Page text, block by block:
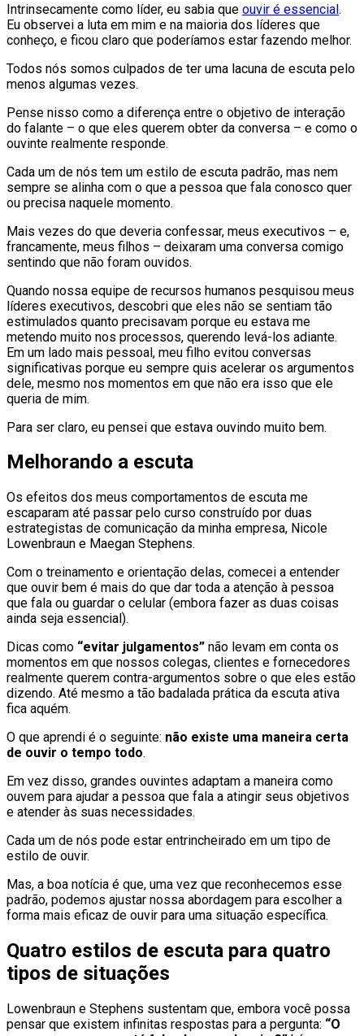
Intrinsecamente como líder, eu sabia que ouvir é essencial.
Eu observei a luta em mim e na maioria dos líderes que
conheço, e ficou claro que poderíamos estar fazendo melhor.
Todos nós somos culpados de ter uma lacuna de escuta pelo
menos algumas vezes.
Pense nisso como a diferença entre o objetivo de interação
do falante – o que eles querem obter da conversa – e como o
ouvinte realmente responde.
Cada um de nós tem um estilo de escuta padrão, mas nem
sempre se alinha com o que a pessoa que fala conosco quer
ou precisa naquele momento.
Mais vezes do que deveria confessar, meus executivos – e,
francamente, meus filhos – deixaram uma conversa comigo
sentindo que não foram ouvidos.
Quando nossa equipe de recursos humanos pesquisou meus
líderes executivos, descobri que eles não se sentiam tão
estimulados quanto precisavam porque eu estava me
metendo muito nos processos, querendo levá-los adiante.
Em um lado mais pessoal, meu filho evitou conversas
significativas porque eu sempre quis acelerar os argumentos
dele, mesmo nos momentos em que não era isso que ele
queria de mim.
Para ser claro, eu pensei que estava ouvindo muito bem.
Melhorando a escuta
Os efeitos dos meus comportamentos de escuta me
escaparam até passar pelo curso construído por duas
estrategistas de comunicação da minha empresa, Nicole
Lowenbraun e Maegan Stephens.
Com o treinamento e orientação delas, comecei a entender
que ouvir bem é mais do que dar toda a atenção à pessoa
que fala ou guardar o celular (embora fazer as duas coisas
ainda seja essencial).
Dicas como “evitar julgamentos” não levam em conta os
momentos em que nossos colegas, clientes e fornecedores
realmente querem contra-argumentos sobre o que eles estão
dizendo. Até mesmo a tão badalada prática da escuta ativa
fica aquém.
O que aprendi é o seguinte: não existe uma maneira certa
de ouvir o tempo todo.
Em vez disso, grandes ouvintes adaptam a maneira como
ouvem para ajudar a pessoa que fala a atingir seus objetivos
e atender às suas necessidades.
Cada um de nós pode estar entrincheirado em um tipo de
estilo de ouvir.
Mas, a boa notícia é que, uma vez que reconhecemos esse
padrão, podemos ajustar nossa abordagem para escolher a
forma mais eficaz de ouvir para uma situação específica.
Quatro estilos de escuta para quatro
tipos de situações
Lowenbraun e Stephens sustentam que, embora você possa
pensar que existem infinitas respostas para a pergunta: “O